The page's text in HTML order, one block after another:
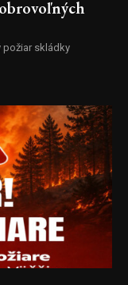
požiar skládky